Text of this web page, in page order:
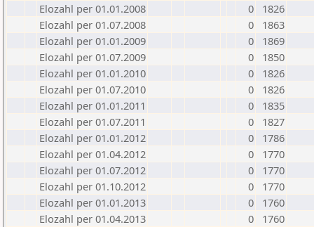
Elozahl per 01.01.2008
0
1826
Elozahl per 01.07.2008
0
1863
Elozahl per 01.01.2009
0
1869
Elozahl per 01.07.2009
0
1850
Elozahl per 01.01.2010
0
1826
Elozahl per 01.07.2010
0
1826
Elozahl per 01.01.2011
0
1835
Elozahl per 01.07.2011
0
1827
Elozahl per 01.01.2012
0
1786
Elozahl per 01.04.2012
0
1770
Elozahl per 01.07.2012
0
1770
Elozahl per 01.10.2012
0
1770
Elozahl per 01.01.2013
0
1760
Elozahl per 01.04.2013
0
1760